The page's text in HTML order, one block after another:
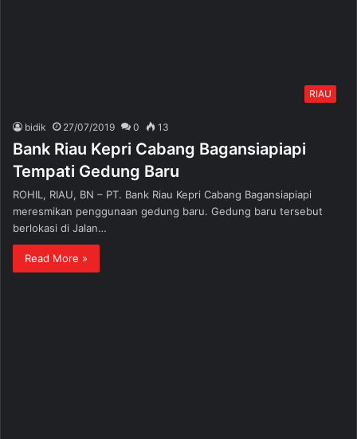
RIAU
bidik 27/07/2019 0 13
Bank Riau Kepri Cabang Bagansiapiapi
Tempati Gedung Baru
ROHIL, RIAU, BN – PT. Bank Riau Kepri Cabang Bagansiapiapi
meresmikan penggunaan gedung baru. Gedung baru tersebut
berlokasi di Jalan…
Read More »